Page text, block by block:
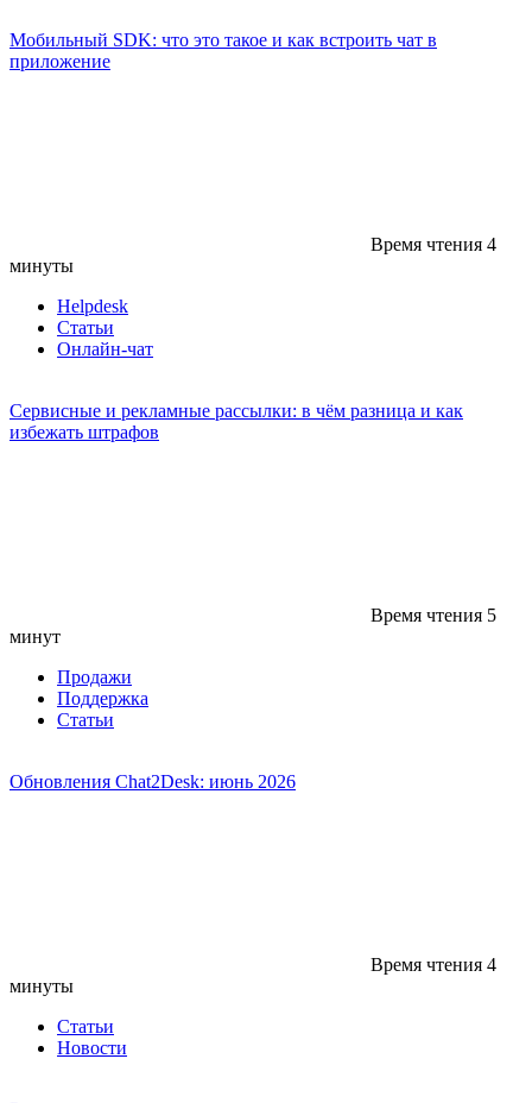
Мобильный SDK: что это такое и как встроить чат в
приложение
Время чтения 4
минуты
Helpdesk
Статьи
Онлайн-чат
Сервисные и рекламные рассылки: в чём разница и как
избежать штрафов
Время чтения 5
минут
Продажи
Поддержка
Статьи
Обновления Chat2Desk: июнь 2026
Время чтения 4
минуты
Статьи
Новости